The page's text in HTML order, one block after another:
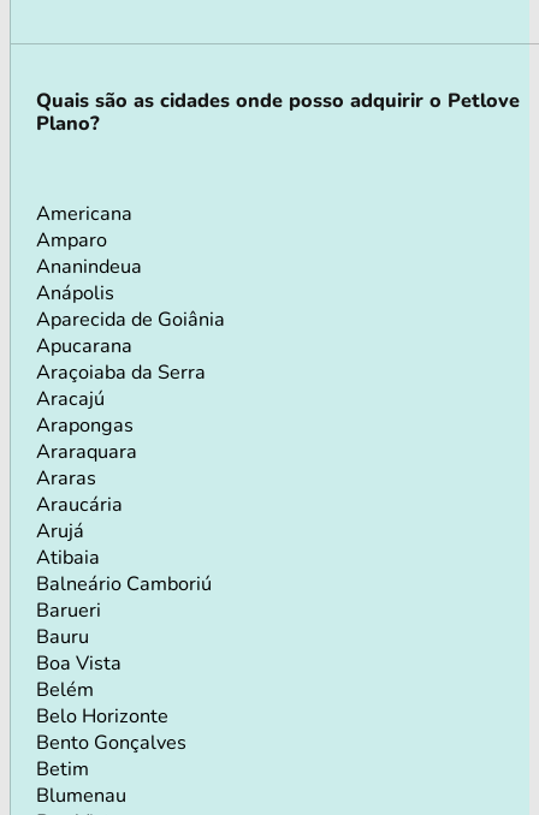
Quais são as cidades onde posso adquirir o Petlove
Plano?
Americana
Amparo
Ananindeua
Anápolis
Aparecida de Goiânia
Apucarana
Araçoiaba da Serra
Aracajú
Arapongas
Araraquara
Araras
Araucária
Arujá
Atibaia
Balneário Camboriú
Barueri
Bauru
Boa Vista
Belém
Belo Horizonte
Bento Gonçalves
Betim
Blumenau